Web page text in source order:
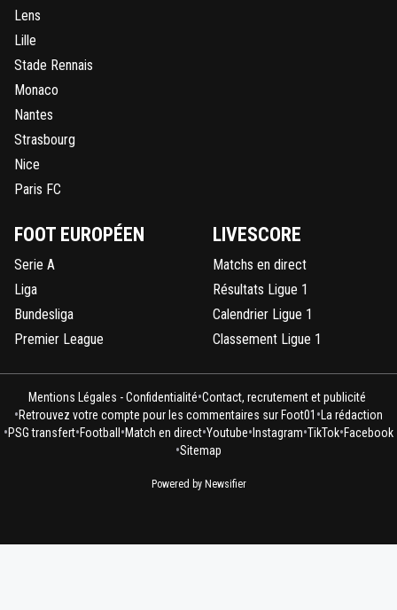
Lens
Lille
Stade Rennais
Monaco
Nantes
Strasbourg
Nice
Paris FC
FOOT EUROPÉEN
Serie A
Liga
Bundesliga
Premier League
LIVESCORE
Matchs en direct
Résultats Ligue 1
Calendrier Ligue 1
Classement Ligue 1
Mentions Légales - Confidentialité•Contact, recrutement et publicité
•Retrouvez votre compte pour les commentaires sur Foot01 • La rédaction
•PSG transfert•Football •Match en direct•Youtube• Instagram•TikTok•Facebook
•Sitemap
Powered by Newsifier